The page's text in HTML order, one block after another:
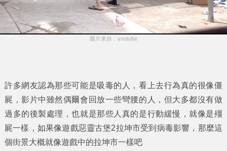
圖片來自：youtube
許多網友認為那些可能是吸毒的人，看上去行為真的很像僵
屍，影片中雖然偶爾會回放一些彎腰的人，但大多都沒有做
過多的後製處理，也就是那些人真的是行動緩慢，就像是殭
屍一樣，如果像遊戲惡靈古堡2拉坤市受到病毒影響，那麼這
個街景大概就像遊戲中的拉坤市一樣吧